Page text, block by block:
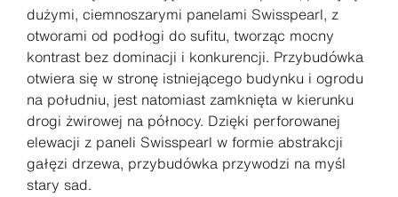
dużymi, ciemnoszarymi panelami Swisspearl, z
otworami od podłogi do sufitu, tworząc mocny
kontrast bez dominacji i konkurencji. Przybudówka
otwiera się w stronę istniejącego budynku i ogrodu
na południu, jest natomiast zamknięta w kierunku
drogi żwirowej na północy. Dzięki perforowanej
elewacji z paneli Swisspearl w formie abstrakcji
gałęzi drzewa, przybudówka przywodzi na myśl
stary sad.